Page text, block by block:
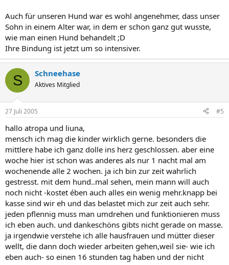
Auch für unseren Hund war es wohl angenehmer, dass unser
Sohn in einem Alter war, in dem er schon ganz gut wusste,
wie man einen Hund behandelt ;D
Ihre Bindung ist jetzt um so intensiver.
S Schneehase
Aktives Mitglied
27 Juli 2005 #5
hallo atropa und liuna,
mensch ich mag die kinder wirklich gerne. besonders die
mittlere habe ich ganz dolle ins herz geschlossen. aber eine
woche hier ist schon was anderes als nur 1 nacht mal am
wochenende alle 2 wochen. ja ich bin zur zeit wahrlich
gestresst. mit dem hund..mal sehen, mein mann will auch
noch nicht -kostet ében auch alles ein wenig mehr.knapp bei
kasse sind wir eh und das belastet mich zur zeit auch sehr.
jeden pflennig muss man umdrehen und funktionieren muss
ich eben auch. und dankeschöns gibts nicht gerade on masse.
ja irgendwie verstehe ich alle hausfrauen und mütter dieser
wellt, die dann doch wieder arbeiten gehen,weil sie- wie ich
eben auch- so einen 16 stunden tag haben und der nicht